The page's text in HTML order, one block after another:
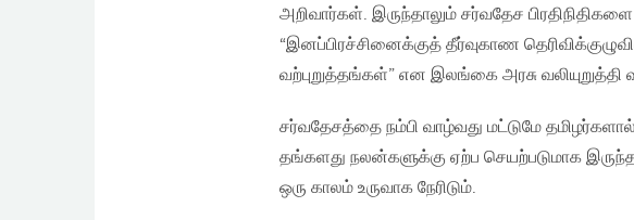
அறிவார்கள். இருந்தாலும் சர்வதேச
“இனப்பிரச்சினைக்குத் தீர்வுகாண
வற்புறுத்தங்கள்” என இலங்கை அரசு வலியுறுத்தி
சர்வதேசத்தை நம்பி வாழ்வது மட்டுமே
தங்களது நலன்களுக்கு ஏற்ப செயற்படுமாக
ஒரு காலம் உருவாக நேரிடும்.